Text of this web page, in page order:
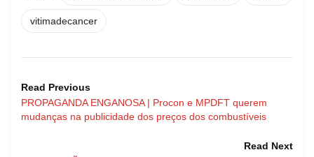
vitimadecancer
Read Previous
PROPAGANDA ENGANOSA | Procon e MPDFT querem
mudanças na publicidade dos preços dos combustíveis
Read Next